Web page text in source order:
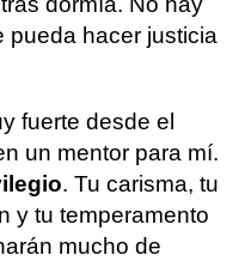
pueda hacer justicia
fuerte desde el
un mentor para mí.
. Tu carisma, tu
y tu temperamento
mucho de